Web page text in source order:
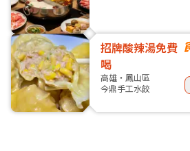
招牌酸辣湯免費
喝
高雄・鳳山區
今鼎手工水餃